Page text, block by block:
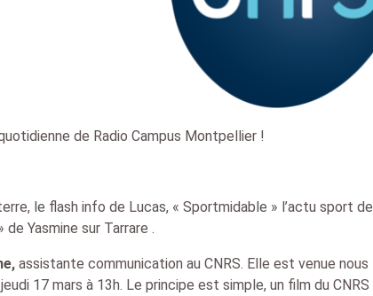
de Radio Campus Montpellier !
le flash info de Lucas, « Sportmidable » l’actu sport de
Yasmine sur Tarrare .
assistante communication au CNRS. Elle est venue nous
17 mars à 13h. Le principe est simple, un film du CNRS